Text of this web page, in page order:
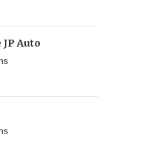
Auto